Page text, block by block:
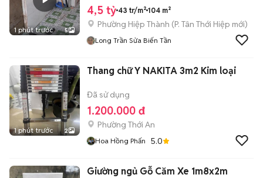
1 phút trước 5
4,5 tỷ 43 tr/m² 104 m²
Phường Hiệp Thành (P. Tân Thới Hiệp mới)
Long Trần Sửa Biến Tần
1 phút trước 2
Thang chữ Y NAKITA 3m2 Kim loại
Đã sử dụng
1.200.000 đ
Phường Thới An
Hoa Hồng Phấn 5.0
Giường ngủ Gỗ Căm Xe 1m8x2m